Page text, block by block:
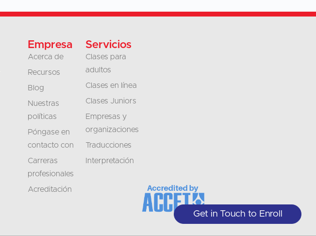
Empresa
Acerca de
Recursos
Blog
Nuestras
políticas
Póngase en
contacto con
Carreras
profesionales
Acreditación
Servicios
Clases para
adultos
Clases en línea
Clases Juniors
Empresas y
organizaciones
Traducciones
Interpretación
Get in Touch to Enroll